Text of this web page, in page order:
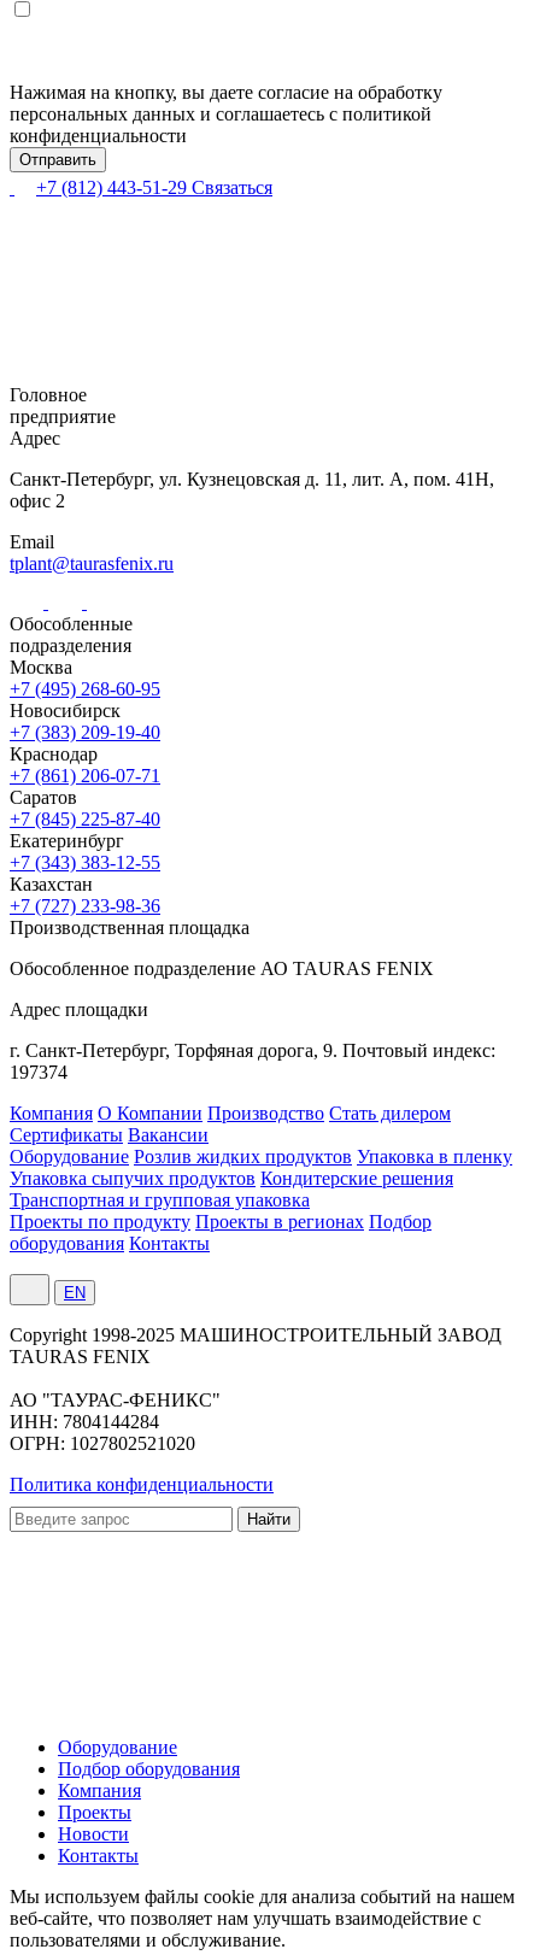
Нажимая на кнопку, вы даете согласие на обработку
персональных данных и соглашаетесь с политикой
конфиденциальности
+7 (812) 443-51-29 Связаться
Головное
предприятие
Адрес
Санкт-Петербург, ул. Кузнецовская д. 11, лит. А, пом. 41Н,
офис 2
Email
tplant@taurasfenix.ru
Обособленные
подразделения
Москва
+7 (495) 268-60-95
Новосибирск
+7 (383) 209-19-40
Краснодар
+7 (861) 206-07-71
Саратов
+7 (845) 225-87-40
Екатеринбург
+7 (343) 383-12-55
Казахстан
+7 (727) 233-98-36
Производственная площадка
Обособленное подразделение АО TAURAS FENIX
Адрес площадки
г. Санкт-Петербург, Торфяная дорога, 9. Почтовый индекс:
197374
Компания О Компании Производство Стать дилером
Сертификаты Вакансии
Оборудование Розлив жидких продуктов Упаковка в пленку
Упаковка сыпучих продуктов Кондитерские решения
Транспортная и групповая упаковка
Проекты по продукту Проекты в регионах Подбор
оборудования Контакты
EN
Сopyright 1998-2025 МАШИНОСТРОИТЕЛЬНЫЙ ЗАВОД
TAURAS FENIX
АО "ТАУРАС-ФЕНИКС"
ИНН: 7804144284
ОГРН: 1027802521020
Политика конфиденциальности
Оборудование
Подбор оборудования
Компания
Проекты
Новости
Контакты
Мы используем файлы cookie для анализа событий на нашем
веб-сайте, что позволяет нам улучшать взаимодействие с
пользователями и обслуживание.